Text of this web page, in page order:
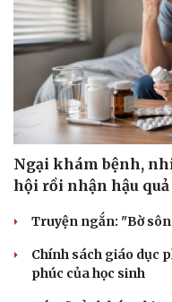
Ngại khám bệnh,
hội rồi nhận hậu
Truyện ngắn: "Bờ
Chính sách giáo dục
phúc của học sinh